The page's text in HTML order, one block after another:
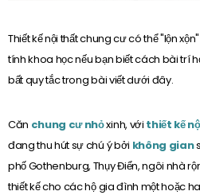
Thiết kế nội thất chung cư có thể "lộn
tính khoa học nếu bạn biết cách bài trí
bất quy tắc trong bài viết dưới đây.
Căn chung cư nhỏxinh, với thiết kế
đang thu hút sự chú ý bởi không gian
phố Gothenburg, Thụy Điển, ngôi nhà
thiết kế cho các hộ gia đình một hoặc